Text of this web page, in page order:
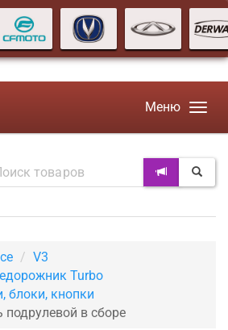
Меню
V3
Turbo
блоки, кнопки
подрулевой в сборе